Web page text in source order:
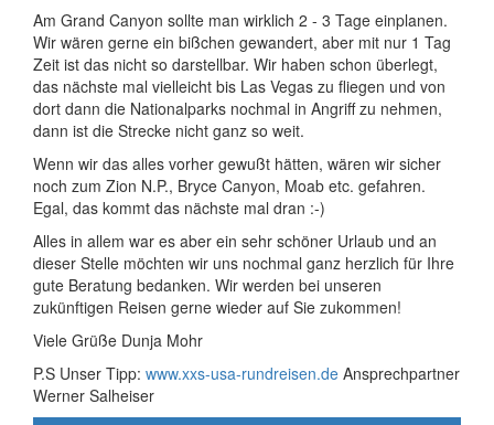
Am Grand Canyon sollte man wirklich 2 - 3 Tage einplanen.
Wir wären gerne ein bißchen gewandert, aber mit nur 1 Tag
Zeit ist das nicht so darstellbar. Wir haben schon überlegt,
das nächste mal vielleicht bis Las Vegas zu fliegen und von
dort dann die Nationalparks nochmal in Angriff zu nehmen,
dann ist die Strecke nicht ganz so weit.
Wenn wir das alles vorher gewußt hätten, wären wir sicher
noch zum Zion N.P., Bryce Canyon, Moab etc. gefahren.
Egal, das kommt das nächste mal dran :-)
Alles in allem war es aber ein sehr schöner Urlaub und an
dieser Stelle möchten wir uns nochmal ganz herzlich für Ihre
gute Beratung bedanken. Wir werden bei unseren
zukünftigen Reisen gerne wieder auf Sie zukommen!
Viele Grüße Dunja Mohr
P.S Unser Tipp: www.xxs-usa-rundreisen.de Ansprechpartner
Werner Salheiser